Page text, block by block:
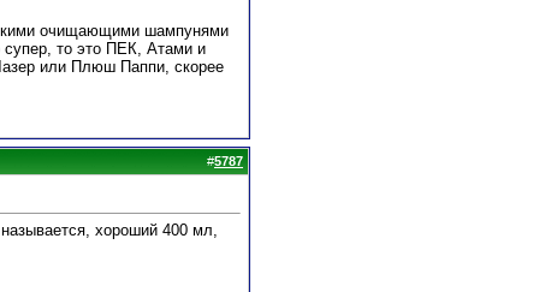
очищающими шампунями
супер, то это ПЕК, Атами и
или Плюш Паппи, скорее
#5787
хороший 400 мл,